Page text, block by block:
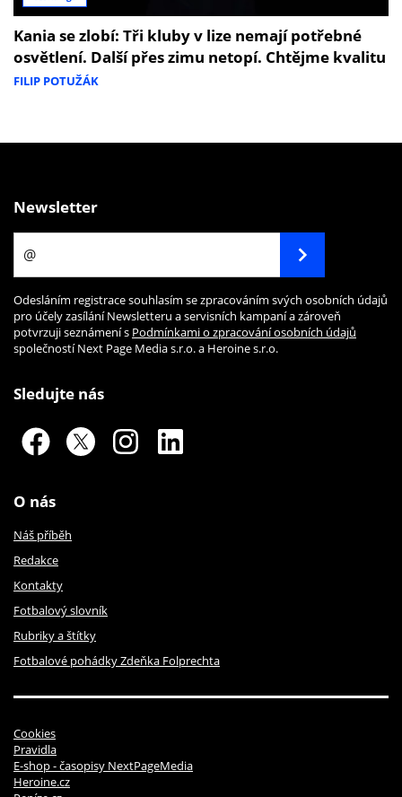
Kania se zlobí: Tři kluby v lize nemají potřebné
osvětlení. Další přes zimu netopí. Chtějme kvalitu
FILIP POTUŽÁK
Newsletter
Odesláním registrace souhlasím se zpracováním svých osobních údajů
pro účely zasílání Newsletteru a servisních kampaní a zároveň
potvrzuji seznámení s Podmínkami o zpracování osobních údajů
společností Next Page Media s.r.o. a Heroine s.r.o.
Sledujte nás
O nás
Náš příběh
Redakce
Kontakty
Fotbalový slovník
Rubriky a štítky
Fotbalové pohádky Zdeňka Folprechta
Cookies
Pravidla
E-shop - časopisy NextPageMedia
Heroine.cz